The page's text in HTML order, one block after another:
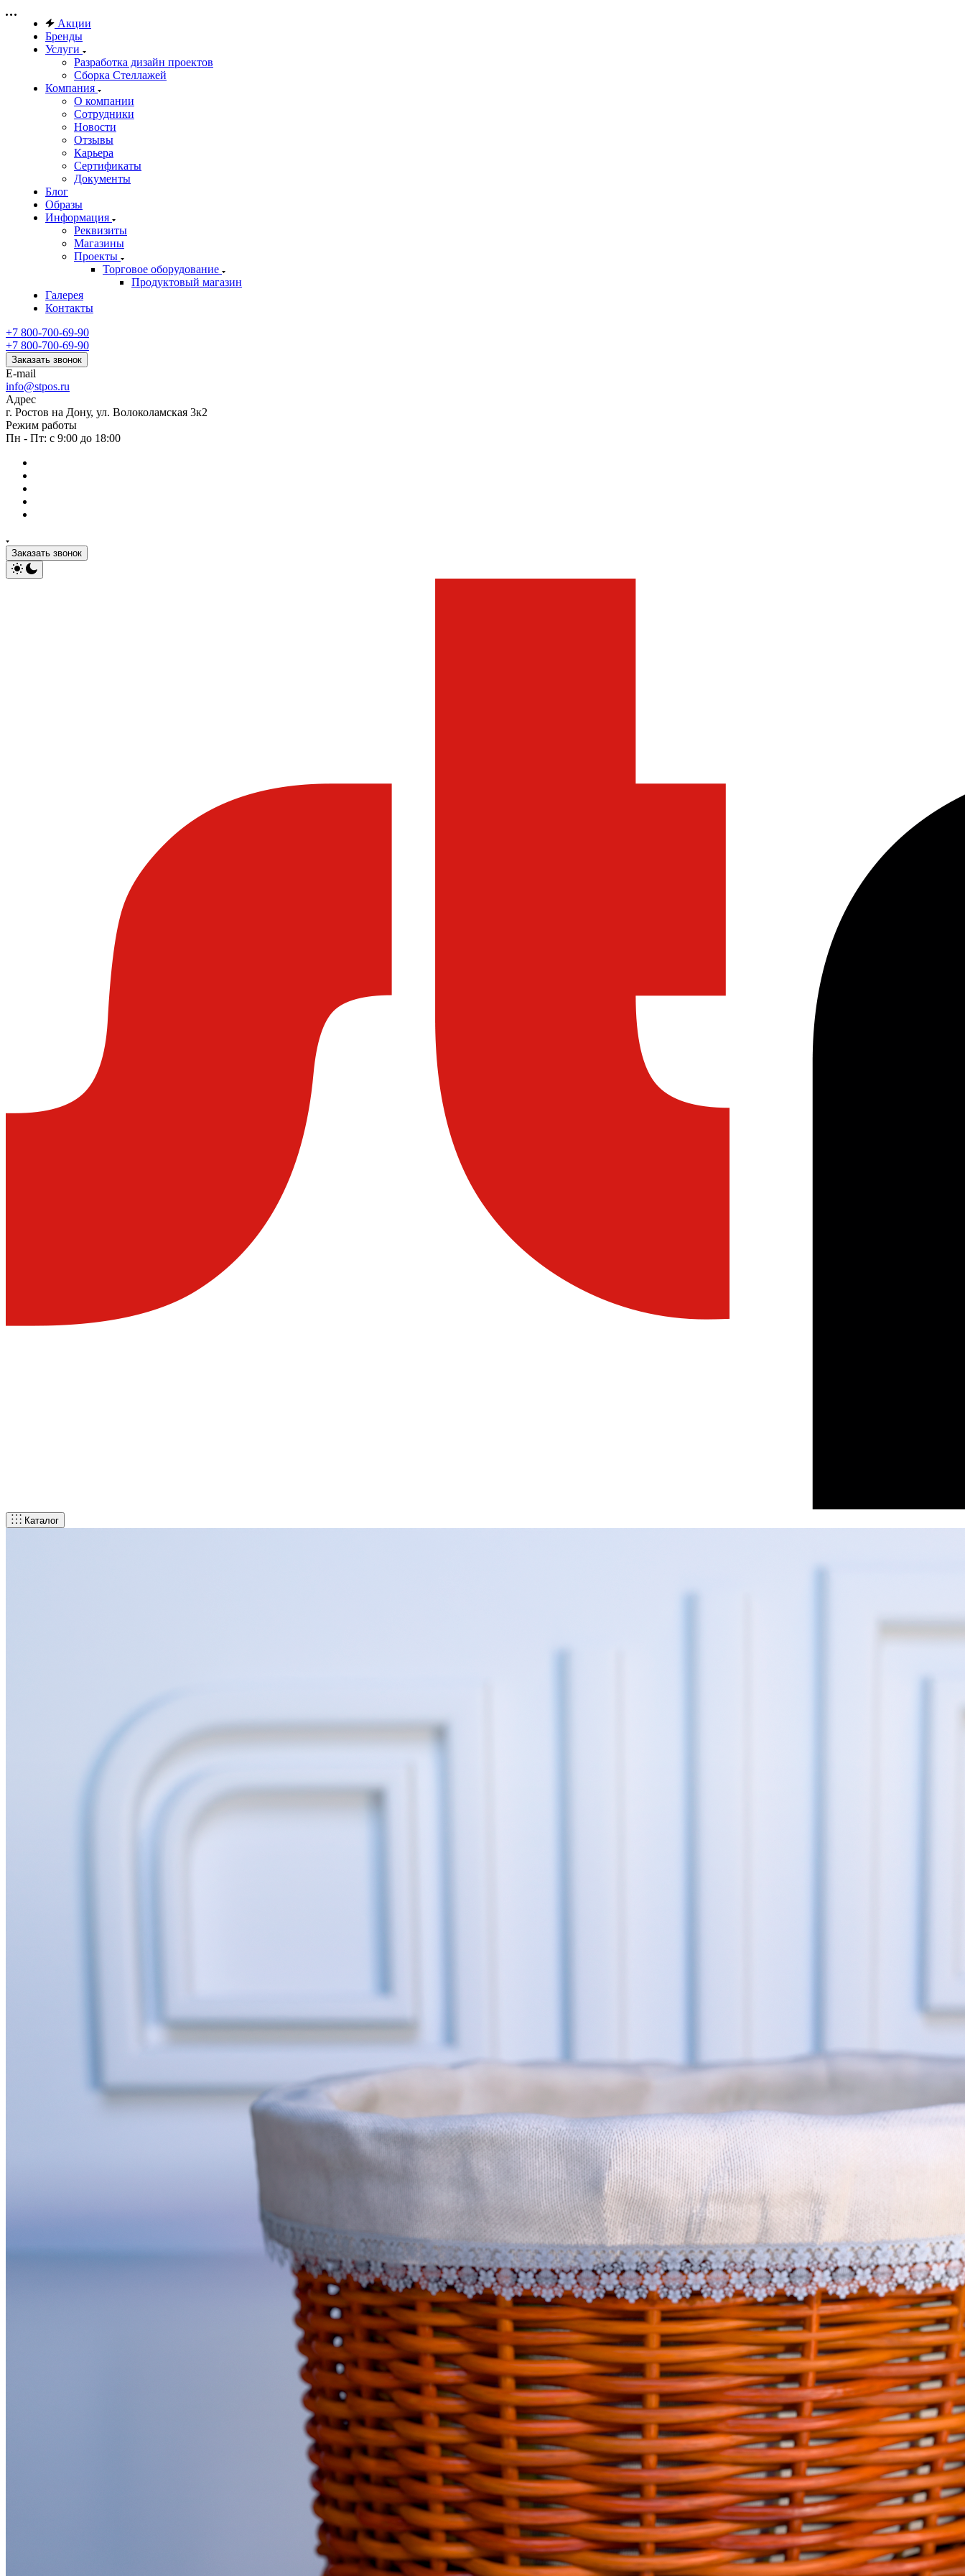
Акции
Бренды
Услуги
Разработка дизайн проектов
Сборка Стеллажей
Компания
О компании
Сотрудники
Новости
Отзывы
Карьера
Сертификаты
Документы
Блог
Образы
Информация
Реквизиты
Магазины
Проекты
Торговое оборудование
Продуктовый магазин
Галерея
Контакты
+7 800-700-69-90
+7 800-700-69-90
Заказать звонок
E-mail
info@stpos.ru
Адрес
г. Ростов на Дону, ул. Волоколамская 3к2
Режим работы
Пн - Пт: с 9:00 до 18:00
Заказать звонок
Каталог